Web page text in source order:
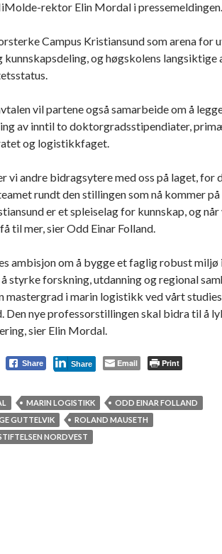
rektor Elin Mordal i pressemeldingen.
Campus Kristiansund som arena for
kunnskapsdeling, og høgskolens langsiktige
vil partene også samarbeide om å
av inntil to doktorgradsstipendiater,
og logistikkfaget.
vi andre bidragsytere med oss på laget, for
rundt den stillingen som nå kommer på
er et spleiselag for kunnskap, og
til mer, sier Odd Einar Folland.
ambisjon om å bygge et faglig robust miljø
styrke forskning, utdanning og regional
mastergrad i marin logistikk ved vårt
Den nye professorstillingen skal bidra til å
sier Elin Mordal.
Share Share Email Print
MARIN LOGISTIKK
ODD EINAR FOLLAND
GUTTELVIK
ROLAND MAUSETH
NORDVEST